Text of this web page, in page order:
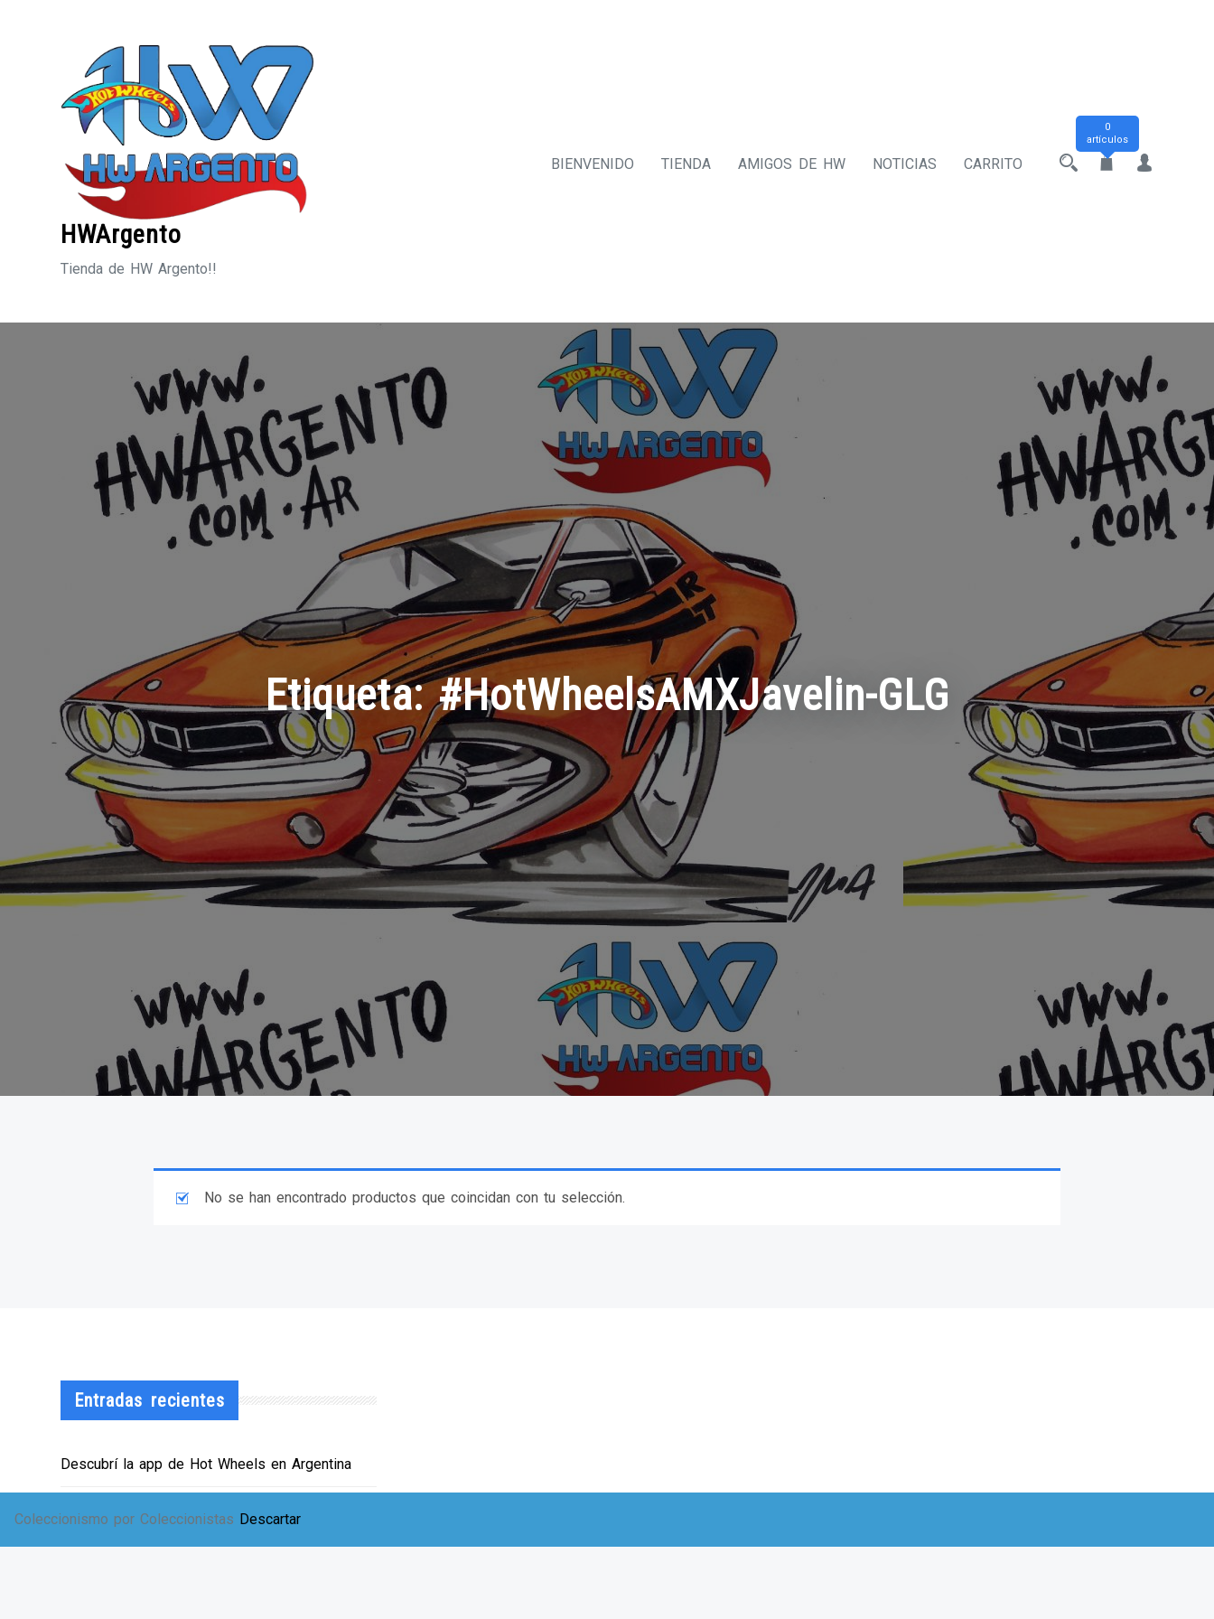
Coleccionismo por Coleccionistas Descartar
HWArgento
Tienda de HW Argento!!
BIENVENIDO TIENDA AMIGOS DE HW NOTICIAS CARRITO
0
artículos
Etiqueta:#HotWheelsAMXJavelin-GLG
No se han encontrado productos que coincidan con tu selección.
Entradas recientes
Descubrí la app de Hot Wheels en Argentina
EXPO SOLIDARIA